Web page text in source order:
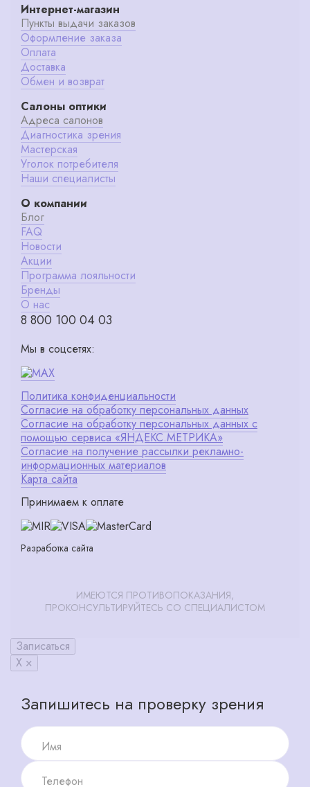
Интернет-магазин
Пункты выдачи заказов
Оформление заказа
Оплата
Доставка
Обмен и возврат
Салоны оптики
Адреса салонов
Диагностика зрения
Мастерская
Уголок потребителя
Наши специалисты
О компании
Блог
FAQ
Новости
Акции
Программа лояльности
Бренды
О нас
8 800 100 04 03
Мы в соцсетях:
Политика конфиденциальности
Согласие на обработку персональных данных
Согласие на обработку персональных данных с
помощью сервиса «ЯНДЕКС.МЕТРИКА»
Согласие на получение рассылки рекламно-
информационных материалов
Карта сайта
Принимаем к оплате
Разработка сайта
ИМЕЮТСЯ ПРОТИВОПОКАЗАНИЯ,
ПРОКОНСУЛЬТИРУЙТЕСЬ СО СПЕЦИАЛИСТОМ
Записаться
X ×
Запишитесь на проверку зрения
Имя
Телефон